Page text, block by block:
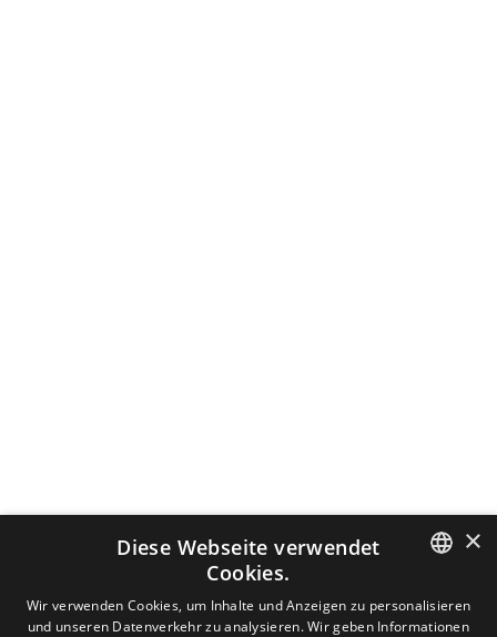
DUTCH
×
Diese Webseite verwendet
Cookies.
Wir verwenden Cookies, um Inhalte und Anzeigen zu personalisieren
und unseren Datenverkehr zu analysieren. Wir geben Informationen